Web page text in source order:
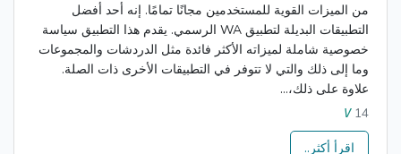
من الميزات القوية للمستخدمين مجانًا تمامًا. إنه أحد أفضل
التطبيقات البديلة لتطبيق WA الرسمي. يقدم هذا التطبيق سياسة
خصوصية شاملة لميزاته الأكثر فائدة مثل الدردشات والمجموعات
وما إلى ذلك والتي لا تتوفر في التطبيقات الأخرى ذات الصلة.
علاوة على ذلك،...
V14
اقرأ أكثر..